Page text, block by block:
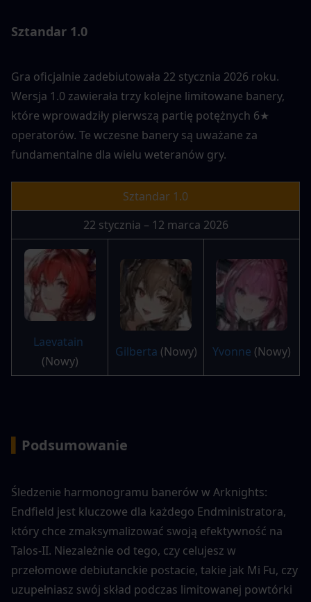
Sztandar 1.0
Gra oficjalnie zadebiutowała 22 stycznia 2026 roku.
Wersja 1.0 zawierała trzy kolejne limitowane banery,
które wprowadziły pierwszą partię potężnych 6★
operatorów. Te wczesne banery są uważane za
fundamentalne dla wielu weteranów gry.
Sztandar 1.0
22 stycznia – 12 marca 2026
Laevatain
(Nowy)
Gilberta (Nowy) Yvonne (Nowy)
Podsumowanie
Śledzenie harmonogramu banerów w Arknights:
Endfield jest kluczowe dla każdego Endministratora,
który chce zmaksymalizować swoją efektywność na
Talos-II. Niezależnie od tego, czy celujesz w
przełomowe debiutanckie postacie, takie jak Mi Fu, czy
uzupełniasz swój skład podczas limitowanej powtórki